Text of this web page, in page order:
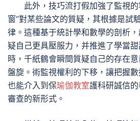
此外，技巧流打假加強了監視
窗”對某些論文的質疑，其根據是試
律。這種基于統計學和數學的剖析
疑自己更具壓服力，并推進了學當
時，千紙鶴會瞬間質疑自己的存在
盤旋。術監視權利的下移，讓把握
也能介入到保瑜伽教室護科研誠信
審查的新形式。